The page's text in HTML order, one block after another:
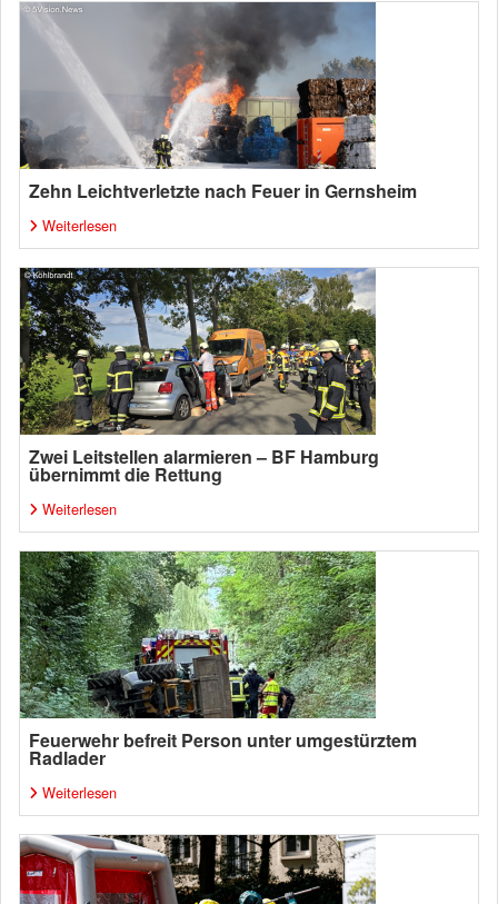
Zehn Leichtverletzte nach Feuer in Gernsheim
Weiterlesen
Zwei Leitstellen alarmieren – BF Hamburg
übernimmt die Rettung
Weiterlesen
Feuerwehr befreit Person unter umgestürztem
Radlader
Weiterlesen